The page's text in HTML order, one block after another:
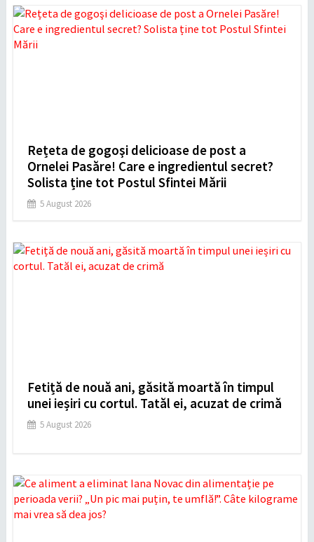
Rețeta de gogoşi delicioase de post a
Ornelei Pasăre! Care e ingredientul secret?
Solista ține tot Postul Sfintei Mării
5 August 2026
Fetiță de nouă ani, găsită moartă în timpul
unei ieșiri cu cortul. Tatăl ei, acuzat de crimă
5 August 2026